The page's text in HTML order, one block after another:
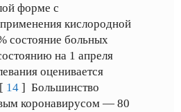
форме с
кислородной
состояние больных
на 1 апреля
оценивается
14 ] Большинство
коронавирусом — 80